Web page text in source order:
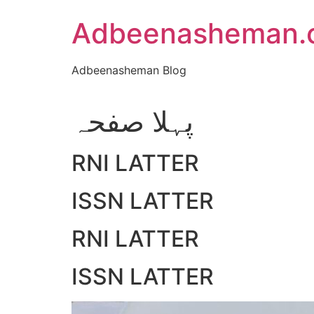
Adbeenasheman Blog
پہلا صفحہ
RNI LATTER
ISSN LATTER
RNI LATTER
ISSN LATTER